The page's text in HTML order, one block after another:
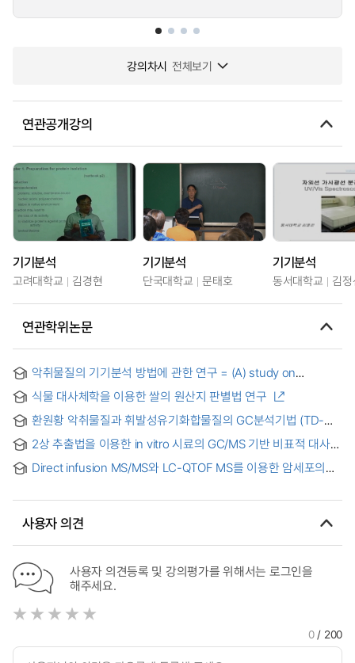
강의차시 전체보기
연관공개강의
기기분석
고려대학교 김경현
기기분석
단국대학교 문태호
기기분석
동서대학교 김
연관학위논문
악취물질의 기기분석 방법에 관한 연구 = (A) study on
instrumental analysis of odorous substances
식물 대사체학을 이용한 쌀의 원산지 판별법 연구
환원황 악취물질과 휘발성유기화합물질의 GC분석기법 (TD-
PFPD/SPME-MS)연구 = Comparative analysis of gas
chromatographic technique for the application to offensive
odorants
2상 추출법을 이용한 in vitro 시료의 GC/MS 기반 비표적 대사체
Direct infusion MS/MS와 LC-QTOF MS를 이용한 암세포의
사용자 의견
사용자 의견등록 및 강의평가를 위해서는 로그인을
해주세요.
0/ 200